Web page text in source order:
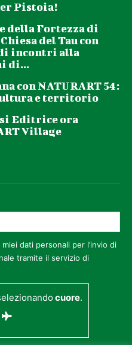
Pistoia!
Fortezza di
del Tau con
di incontri alla
di...
con NATURART 54:
e territorio
Editrice ora
Village
dati personali per l’invio di
tramite il servizio di
cuore.